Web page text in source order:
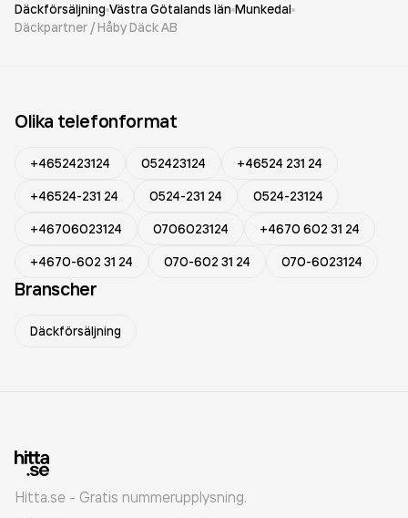
Däckförsäljning Västra Götalands län Munkedal
Däckpartner / Håby Däck AB
Olika telefonformat
+4652423124 052423124
+46524 231 24
+46524-231 24
0524-231 24
0524-23124
+46706023124
0706023124
+4670 602 31 24
+4670-602 31 24
070-602 31 24 070-6023124
Branscher
Däckförsäljning
Hitta.se - Gratis nummerupplysning.